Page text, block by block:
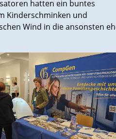
hatten ein buntes
Kinderschminken und
Wind in die ansonsten